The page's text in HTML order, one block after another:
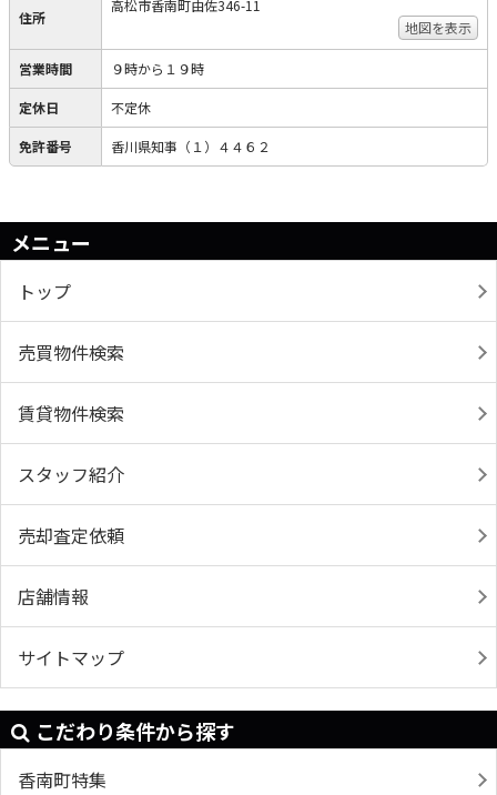
住所
高松市香南町由佐346-11
地図を表示
営業時間 ９時から１９時
定休日 不定休
免許番号 香川県知事（１）４４６２
メニュー
トップ
売買物件検索
賃貸物件検索
スタッフ紹介
売却査定依頼
店舗情報
サイトマップ
こだわり条件から探す
香南町特集